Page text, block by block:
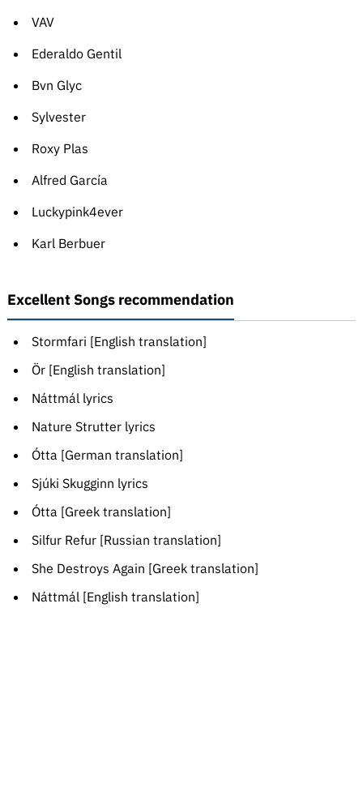
VAV
Ederaldo Gentil
Bvn Glyc
Sylvester
Roxy Plas
Alfred García
Luckypink4ever
Karl Berbuer
Excellent Songs recommendation
Stormfari [English translation]
Ör [English translation]
Náttmál lyrics
Nature Strutter lyrics
Ótta [German translation]
Sjúki Skugginn lyrics
Ótta [Greek translation]
Silfur Refur [Russian translation]
She Destroys Again [Greek translation]
Náttmál [English translation]